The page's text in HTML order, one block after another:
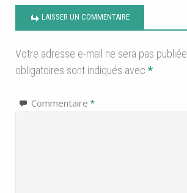
LAISSER UN COMMENTAIRE
Votre adresse e-mail ne sera pas publiée.
obligatoires sont indiqués avec *
Commentaire *